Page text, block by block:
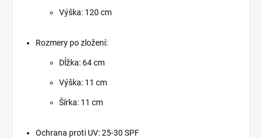
Výška: 120 cm
Rozmery po zložení:
Dĺžka: 64 cm
Výška: 11 cm
Šírka: 11 cm
Ochrana proti UV: 25-30 SPF